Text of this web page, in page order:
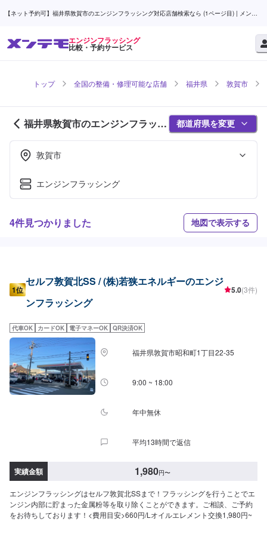
【ネット予約可】福井県敦賀市のエンジンフラッシング対応店舗検索なら (1ページ目) | メンテ
エンジンフラッシング
比較・予約サービス
トップ 全国の整備・修理可能な店舗 福井県 敦賀市
福井県敦賀市のエンジンフラッシ
ング対応店舗紹介 (1ページ目)
都道府県を変更
敦賀市
エンジンフラッシング
4件見つかりました 地図で表示する
1位
セルフ敦賀北SS / (株)若狭エネルギーのエンジ
ンフラッシング
5.0(3件)
代車OK カードOK 電子マネーOK QR決済OK
福井県敦賀市昭和町1丁目22-35
9:00 ~ 18:00
年中無休
平均13時間で返信
実績金額 1,980円〜
エンジンフラッシングはセルフ敦賀北SSまで！フラッシングを行うことでエ
ンジン内部に貯まった金属粉等を取り除くことができます。ご相談、ご予約
をお待ちしております！<費用目安>660円/Lオイルエレメント交換1,980円~